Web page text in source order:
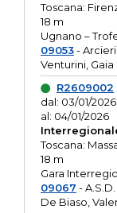
Toscana:
18 m
Ugnano –
09053-
Venturini, Gaia
R2609002
dal: 03/01/2026
al: 04/01/2026
Toscana:
18 m
Gara
09067 -
De Biaso,